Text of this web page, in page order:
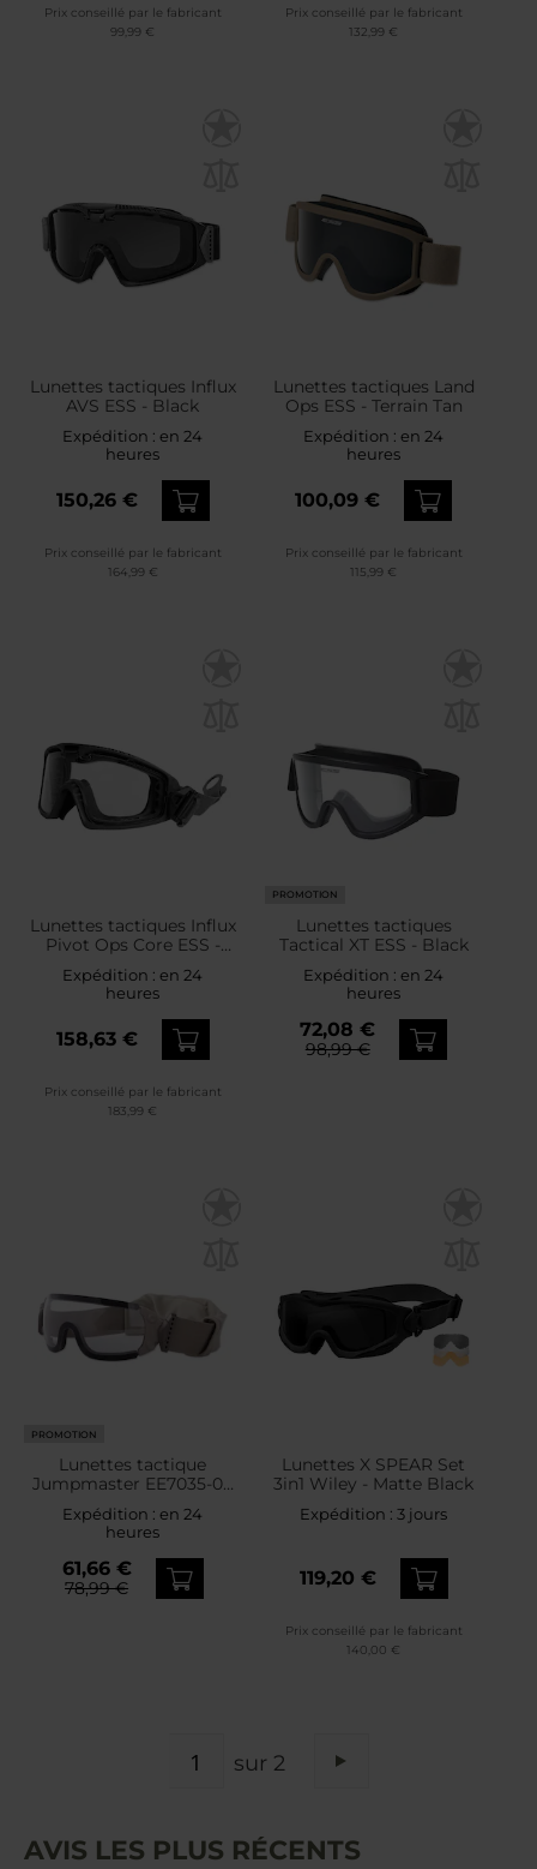
Prix conseillé par le fabricant
99,99 €
Prix conseillé par le fabricant
132,99 €
Lunettes tactiques Influx
AVS ESS - Black
Expédition :en 24
heures
150,26 €
Prix conseillé par le fabricant
164,99 €
Lunettes tactiques Land
Ops ESS - Terrain Tan
Expédition :en 24
heures
100,09 €
Prix conseillé par le fabricant
115,99 €
Lunettes tactiques Influx
Pivot Ops Core ESS -
Black
Expédition :en 24
heures
158,63 €
Prix conseillé par le fabricant
183,99 €
PROMOTION
Lunettes tactiques
Tactical XT ESS - Black
Expédition :en 24
heures
72,08 €
98,99 €
PROMOTION
Lunettes tactique
Jumpmaster EE7035-04
ESS - Terrain Tan
Expédition :en 24
heures
61,66 €
78,99 €
Lunettes X SPEAR Set
3in1 Wiley - Matte Black
Expédition :3 jours
119,20 €
Prix conseillé par le fabricant
140,00 €
sur 2
AVIS LES PLUS RÉCENTS